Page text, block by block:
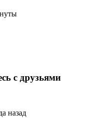
с друзьями
назад